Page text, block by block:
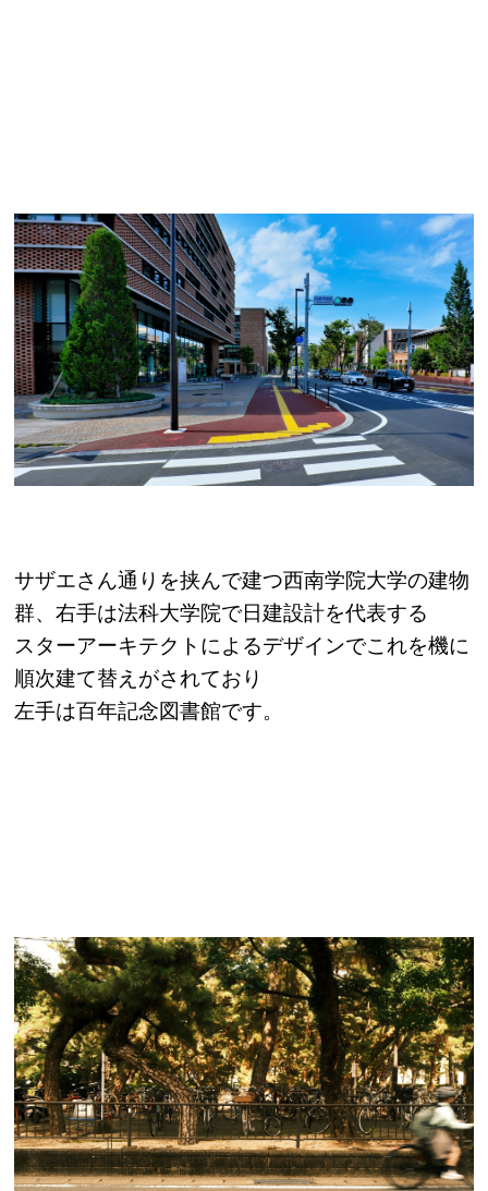
サザエさん通りを挟んで建つ西南学院大学の建物
群、右手は法科大学院で日建設計を代表する
スターアーキテクトによるデザインでこれを機に
順次建て替えがされており
左手は百年記念図書館です。